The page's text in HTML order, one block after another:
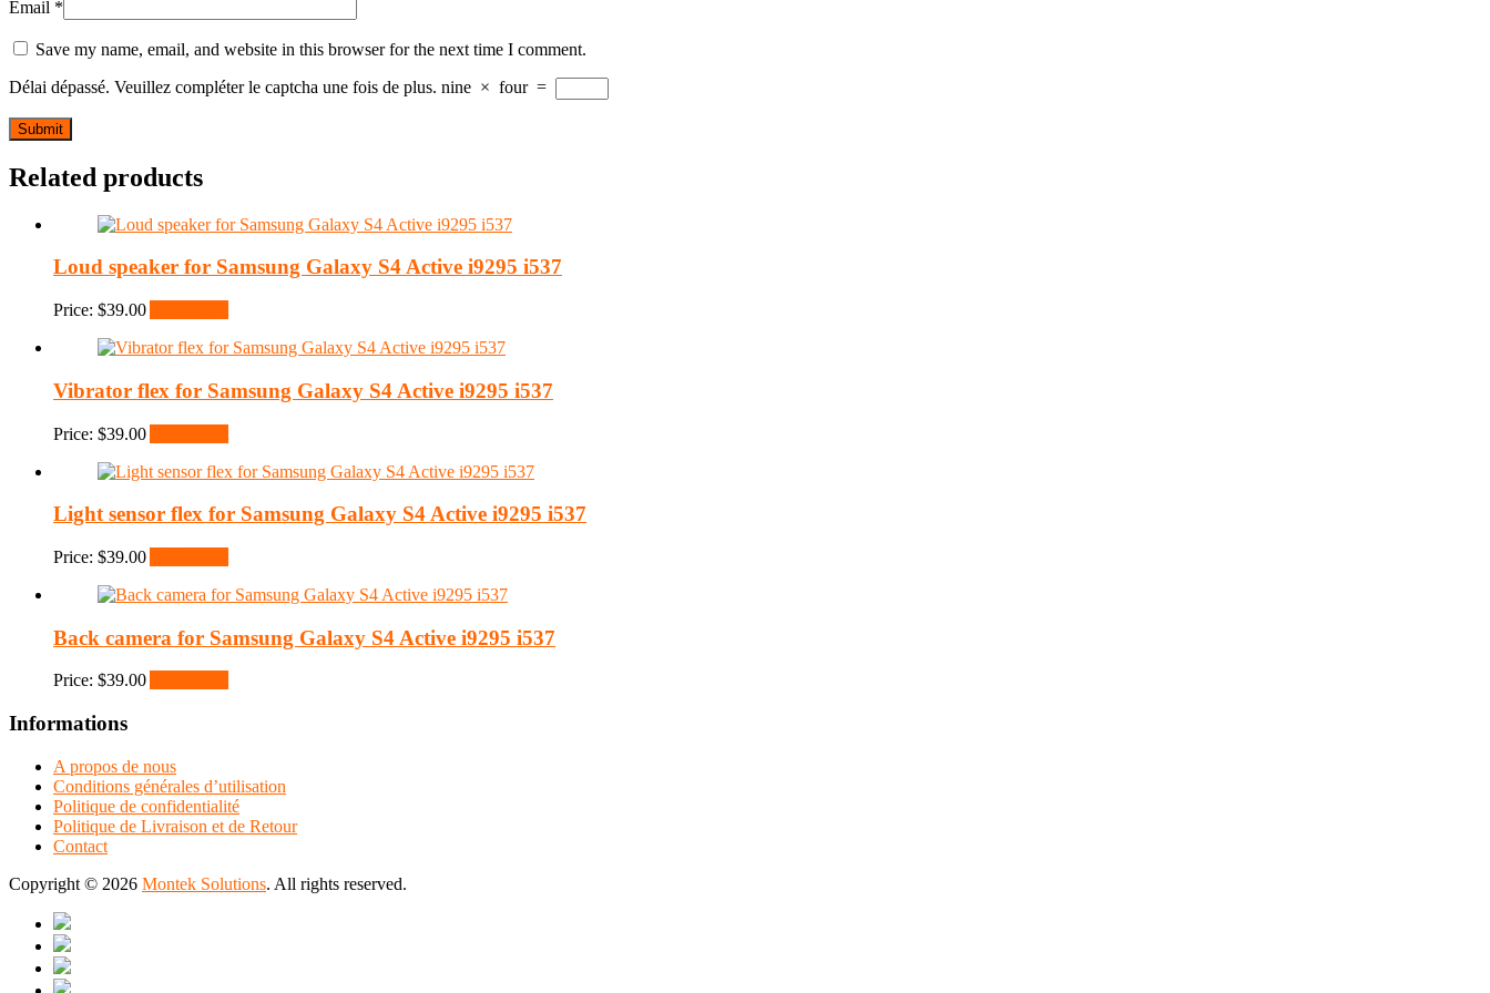
Email *
Save my name, email, and website in this browser for the next time I comment.
Délai dépassé. Veuillez compléter le captcha une fois de plus. nine × four =
Related products
Loud speaker for Samsung Galaxy S4 Active i9295 i537
Price: $39.00
Vibrator flex for Samsung Galaxy S4 Active i9295 i537
Price: $39.00
Light sensor flex for Samsung Galaxy S4 Active i9295 i537
Price: $39.00
Back camera for Samsung Galaxy S4 Active i9295 i537
Price: $39.00
Informations
A propos de nous
Conditions générales d’utilisation
Politique de confidentialité
Politique de Livraison et de Retour
Contact
Copyright © 2026 Montek Solutions. All rights reserved.